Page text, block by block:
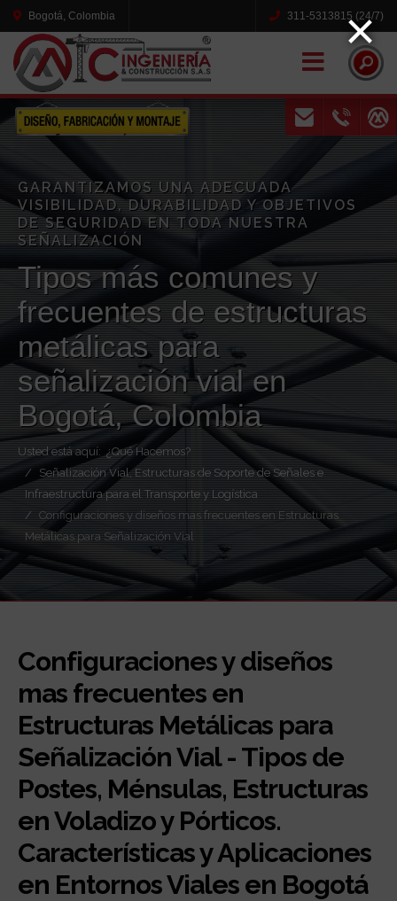
Bogotá, Colombia 311-5313815 (24/7)
GARANTIZAMOS UNA ADECUADA
VISIBILIDAD, DURABILIDAD Y OBJETIVOS
DE SEGURIDAD EN TODA NUESTRA
SEÑALIZACIÓN
Tipos más comunes y
frecuentes de estructuras
metálicas para
señalización vial en
Bogotá, Colombia
Usted está aquí: ¿Qué Hacemos?
Señalización Vial, Estructuras de Soporte de Señales e
Infraestructura para el Transporte y Logística
Configuraciones y diseños mas frecuentes en Estructuras
Metálicas para Señalización Vial
Configuraciones y diseños
mas frecuentes en
Estructuras Metálicas para
Señalización Vial - Tipos de
Postes, Ménsulas, Estructuras
en Voladizo y Pórticos.
Características y Aplicaciones
en Entornos Viales en Bogotá
×